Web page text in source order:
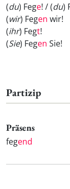
(du) Fege! / (du)
(wir) Fegen wir!
(ihr) Fegt!
(Sie) Fegen Sie!
Partizip
Präsens
fegend